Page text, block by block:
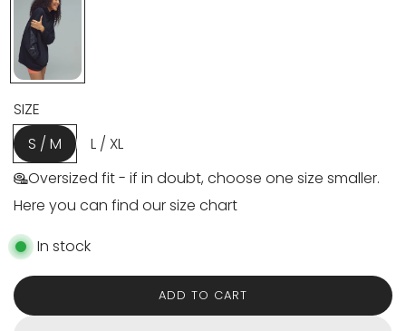
c
e
SIZE
S / M
L / XL
Oversized fit - if in doubt, choose one size smaller.
Here you can find our size chart
In stock
ADD TO CART
L
O